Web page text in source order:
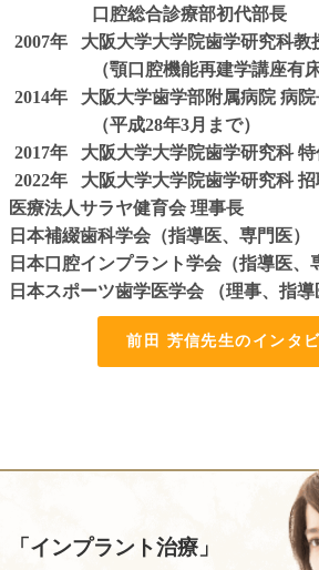
口腔総合診療部初代部長
2007年
大阪大学大学院歯学研究科教
（顎口腔機能再建学講座有
2014年
大阪大学歯学部附属病院 病院
（平成28年3月まで）
2017年
大阪大学大学院歯学研究科
2022年
大阪大学大学院歯学研究科
医療法人サラヤ健育会 理事長
日本補綴歯科学会（指導医、専門医）
日本口腔インプラント学会（指導医、
日本スポーツ歯学医学会 （理事、指導
前田 芳信先生のインタ
「インプラント治療」